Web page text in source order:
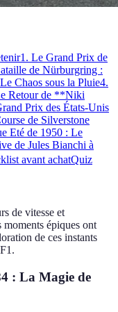
1. Le Grand Prix de
de Nürburgring :
Chaos sous la Pluie4.
Retour de **Niki
Prix des États-Unis
de Silverstone
Eté de 1950 : Le
de Jules Bianchi à
avant achatQuiz
de vitesse et
épiques ont
de ces instants
: La Magie de